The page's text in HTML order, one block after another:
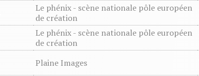
Le phénix - scène nationale pôle européen
de création
Le phénix - scène nationale pôle européen
de création
Plaine Images